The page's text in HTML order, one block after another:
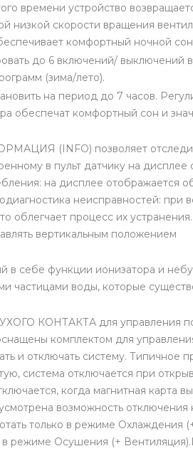
времени устройство
низкой скорости вращения
комфортный ночной
до 6 включений/ выключений в
(зима/лето).
на период до 7 часов.
обеспечат комфортный сон и
(INFO) позволяет
в пульт датчику на дисплее
на дисплее отображается
неисправностей: при
облегчает процесс их
вертикальным положением
функции ионизатора и
частицами воды, которые
КОНТАКТА для управления
комплектом для
и отключать систему. Типичное
система отключается при
когда магнитная карта
возможность
только в режиме Охлаждения
в режиме Осушения (+